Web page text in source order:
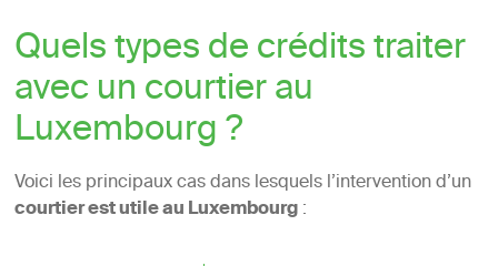
Quels types de crédits traiter
avec un courtier au
Luxembourg ?
Voici les principaux cas dans lesquels l’intervention d’un
courtier est utile au Luxembourg: